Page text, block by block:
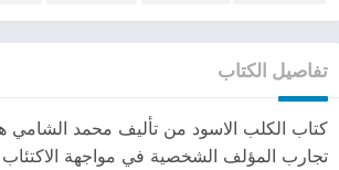
تفاصيل الكتاب
كتاب الكلب الاسود من تأليف محمد الشامي
تجارب المؤلف الشخصية في مواجهة